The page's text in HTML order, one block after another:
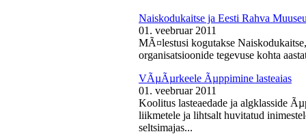
Naiskodukaitse ja Eesti Rahva
01. veebruar 2011
MÃ¤lestusi kogutakse
organisatsioonide tegevuse kohta
VÃµÃµrkeele Ãµppimine lasteaias
01. veebruar 2011
Koolitus lasteaedade ja algklasside
liikmetele ja lihtsalt huvitatud
seltsimajas...